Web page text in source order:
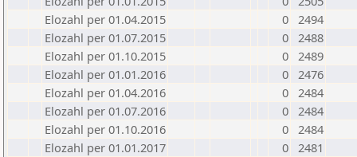
Elozahl per 01.04.2015
0 2494
Elozahl per 01.07.2015
0 2488
Elozahl per 01.10.2015
0 2489
Elozahl per 01.01.2016
0 2476
Elozahl per 01.04.2016
0 2484
Elozahl per 01.07.2016
0 2484
Elozahl per 01.10.2016
0 2484
Elozahl per 01.01.2017
0 2481